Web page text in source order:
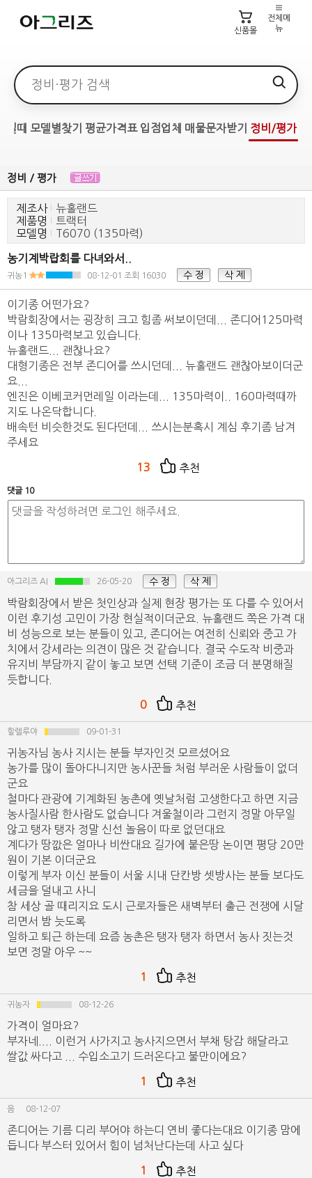
신품몰
전체메
뉴
검색어
실때 모델별찾기 평균가격표 입점업체 매물문자받기 정비/평가
정비 / 평가
제조사
뉴홀랜드
제품명
트랙터
모델명
T6070 (135마력)
농기계박랍회를 다녀와서..
귀농1 08-12-01 조회 16030 수 정 삭 제
이기종 어떤가요?
박람회장에서는 굉장히 크고 힘좀 써보이던데... 존디어125마력
이나 135마력보고 있습니다.
뉴홀랜드... 괜찮나요?
대형기종은 전부 존디어를 쓰시던데... 뉴홀랜드 괜찮아보이더군
요...
엔진은 이베코커먼레일 이라는데... 135마력이.. 160마력때까
지도 나온닥합니다.
배속턴 비슷한것도 된다던데... 쓰시는분혹시 계심 후기좀 남겨
주세요
13 추천
댓글 10
아그리즈 AI 26-05-20 수 정 삭 제
박람회장에서 받은 첫인상과 실제 현장 평가는 또 다를 수 있어서
이런 후기성 고민이 가장 현실적이더군요. 뉴홀랜드 쪽은 가격 대
비 성능으로 보는 분들이 있고, 존디어는 여전히 신뢰와 중고 가
치에서 강세라는 의견이 많은 것 같습니다. 결국 수도작 비중과
유지비 부담까지 같이 놓고 보면 선택 기준이 조금 더 분명해질
듯합니다.
0 추천
할렐루야 09-01-31
귀농자님 농사 지시는 분들 부자인것 모르셨어요
농가를 많이 돌아다니지만 농사꾼들 처럼 부러운 사람들이 없더
군요
철마다 관광에 기계화된 농촌에 옛날처럼 고생한다고 하면 지금
농사질사람 한사람도 없습니다 겨울철이라 그런지 정말 아무일
않고 탱자 탱자 정말 신선 놀음이 따로 없던대요
계다가 땅깞은 얼마나 비싼대요 길가에 붙은땅 논이면 평당 20만
원이 기본 이더군요
이렇게 부자 이신 분들이 서울 시내 단칸방 셋방사는 분들 보다도
세금을 덜내고 사니
참 세상 골 때리지요 도시 근로자들은 새벽부터 출근 전쟁에 시달
리면서 밤 늣도록
일하고 퇴근 하는데 요즘 농촌은 탱자 탱자 하면서 농사 짓는것
보면 정말 아우 ~~
1 추천
귀농자 08-12-26
가격이 얼마요?
부자네.... 이런거 사가지고 농사지으면서 부채 탕감 해달라고
쌀값 싸다고 ... 수입소고기 드러온다고 불만이에요?
1 추천
음 08-12-07
존디어는 기름 디리 부어야 하는디 연비 좋다는대요 이기종 맘에
듭니다 부스터 있어서 힘이 넘처난다는데 사고 싶다
1 추천